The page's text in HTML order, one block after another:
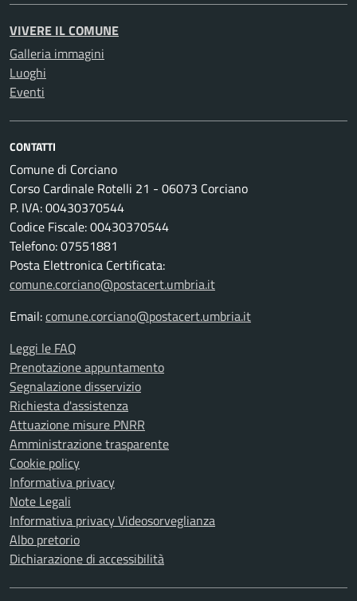
VIVERE IL COMUNE
Galleria immagini
Luoghi
Eventi
CONTATTI
Comune di Corciano
Corso Cardinale Rotelli 21 - 06073 Corciano
P. IVA: 00430370544
Codice Fiscale: 00430370544
Telefono: 07551881
Posta Elettronica Certificata:
comune.corciano@postacert.umbria.it
Email:comune.corciano@postacert.umbria.it
Leggi le FAQ
Prenotazione appuntamento
Segnalazione disservizio
Richiesta d'assistenza
Attuazione misure PNRR
Amministrazione trasparente
Cookie policy
Informativa privacy
Note Legali
Informativa privacy Videosorveglianza
Albo pretorio
Dichiarazione di accessibilità